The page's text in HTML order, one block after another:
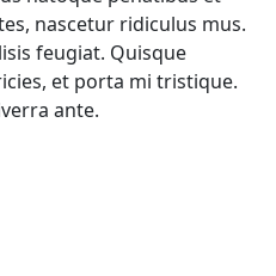
nascetur ridiculus mus.
feugiat. Quisque
et porta mi tristique.
ante.